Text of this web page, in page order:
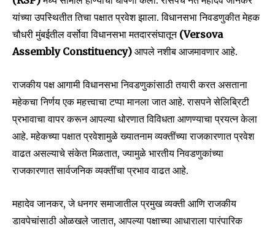
यांच्या उपस्थितीत तिचा पक्षात प्रवेश झाला. विधानसभा निवडणुकीत मेहक
चौधरी मुंबईतील वर्सोवा विधानसभा मतदारसंघातून (Versova
Assembly Constituency) आपले नशीब आजमावणार आहे.
राजकीय पक्ष आगामी विधानसभा निवडणुकांसाठी तयारी करत असताना
महेकचा निर्णय एक महत्त्वाचा टप्पा मानला जात आहे. रासपने सेलिब्रिटी
प्रभावाचा वापर करून आपल्या धोरणात विविधता आणण्याचा प्रयत्न केला
आहे. महेकच्या पक्षात प्रवेशामुळे ख्यातनाम व्यक्तींच्या राजकारणात प्रवेश
वाढत असल्याचे संकेत मिळतात, ज्यामुळे भारतीय निवडणुकांच्या
राजकारणात सार्वजनिक व्यक्तींचा प्रभाव वाढत आहे.
महादेव जानकर, जे धनगर समाजातील प्रमुख व्यक्ती आणि राजकीय
डावपेचांसाठी ओळखले जातात, आपल्या पक्षाच्या आधाराला पारंपारिक